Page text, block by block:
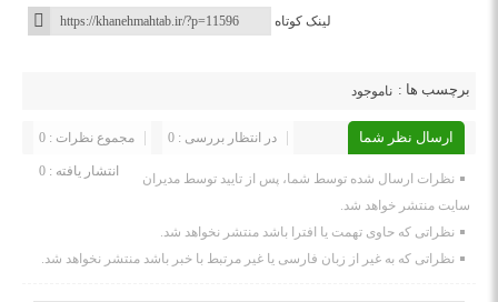
لینک کوتاه
برچسب ها : ناموجود
ارسال نظر شما مجموع نظرات : 0 در انتظار بررسی : 0
انتشار یافته : 0
نظرات ارسال شده توسط شما، پس از تایید توسط مدیران
سایت منتشر خواهد شد.
نظراتی که حاوی تهمت یا افترا باشد منتشر نخواهد شد.
نظراتی که به غیر از زبان فارسی یا غیر مرتبط با خبر باشد منتشر نخواهد شد.